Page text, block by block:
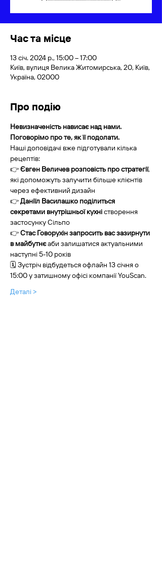
Час та місце
13 січ. 2024 р., 15:00 – 17:00
Київ, вулиця Велика Житомирська, 20, Київ,
Україна, 02000
Про подію
Невизначеність нависає над нами.
Поговорімо про те, як її подолати.
Наші доповідачі вже підготували кілька
рецептів:
👉 Євген Величев розповість про стратегії,
які допоможуть залучити більше клієнтів
через ефективний дизайн
👉 Даніїл Василашко поділиться
секретами внутрішньої кухні створення
застосунку Сільпо
👉 Стас Говорухін запросить вас зазирнути
в майбутнє аби залишатися актуальними
наступні 5-10 років
🗓 Зустріч відбудеться офлайн 13 січня о
15:00 у затишному офісі компанії YouScan.
Деталі >